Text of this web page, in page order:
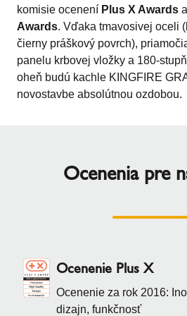
komisie ocenení Plus X Awards
Awards. Vďaka tmavosivej oceli
čierny práškový povrch),
panelu krbovej vložky a 180-
oheň budú kachle KINGFIRE
novostavbe absolútnou ozdobou.
Ocenenia pre
Ocenenie Plus X
Ocenenie za rok 2016:
dizajn, funkčnosť